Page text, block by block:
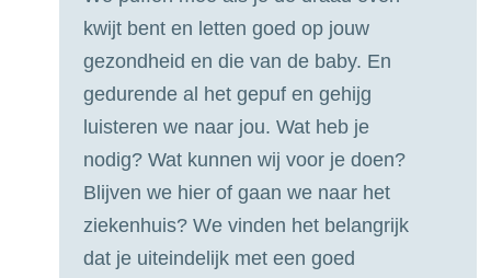
kwijt bent en letten goed op jouw
gezondheid en die van de baby. En
gedurende al het gepuf en gehijg
luisteren we naar jou. Wat heb je
nodig? Wat kunnen wij voor je doen?
Blijven we hier of gaan we naar het
ziekenhuis? We vinden het belangrijk
dat je uiteindelijk met een goed